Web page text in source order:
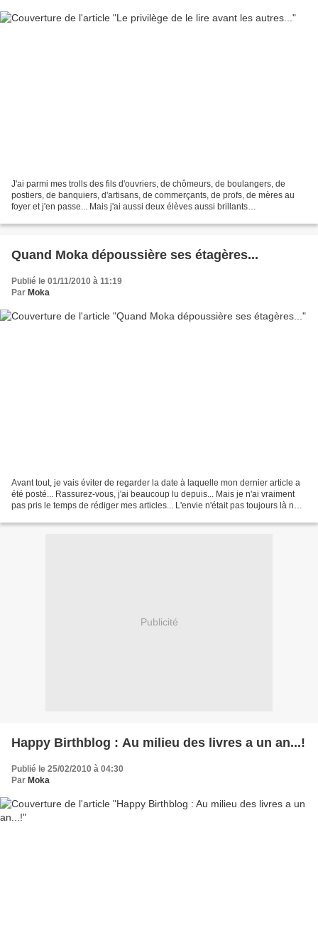
J'ai parmi mes trolls des fils d'ouvriers, de chômeurs, de boulangers, de
postiers, de banquiers, d'artisans, de commerçants, de profs, de mères au
foyer et j'en passe... Mais j'ai aussi deux élèves aussi brillants
Quand Moka dépoussière ses étagères...
Publié le 01/11/2010 à 11:19
Par Moka
Avant tout, je vais éviter de regarder la date à laquelle mon dernier article a
été posté... Rassurez-vous, j'ai beaucoup lu depuis... Mais je n'ai vraiment
pas pris le temps de rédiger mes articles... L'envie n'était pas toujours là non
Publicité
Happy Birthblog : Au milieu des livres a un an...!
Publié le 25/02/2010 à 04:30
Par Moka